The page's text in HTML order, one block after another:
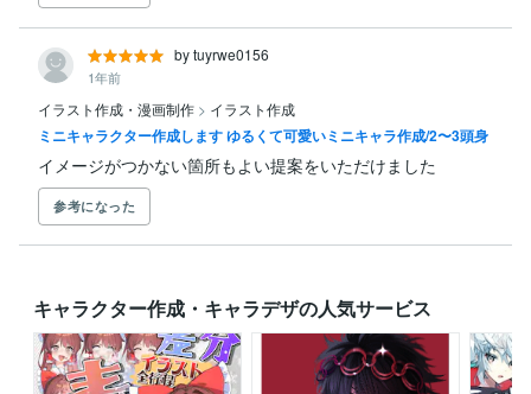
by tuyrwe0156
1年前
イラスト作成・漫画制作 > イラスト作成
ミニキャラクター作成します ゆるくて可愛いミニキャラ作成/2〜3頭身
イメージがつかない箇所もよい提案をいただけました
参考になった
キャラクター作成・キャラデザの人気サービス